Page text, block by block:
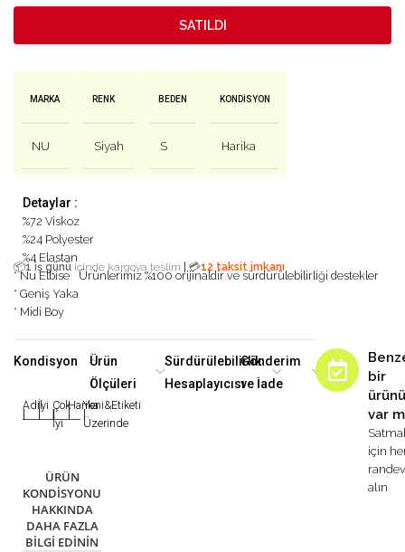
SATILDI
MARKA
NU
RENK
Siyah
BEDEN
S
KONDISYON
Harika
Detaylar :
%72 Viskoz
%24 Polyester
%4 Elastan
📦1 iş günü içinde kargoya teslim 💳12 taksit imkanı
* Nu Elbise
* Geniş Yaka
* Midi Boy
Ürünlerimiz %100 orijinaldir ve sürdürülebilirliği destekler
Kondisyon
Adilİyi
|
Çok
İyi
Harika
|
Yeni&Etiketi
Üzerinde
ÜRÜN
KONDISYONU
HAKKINDA
DAHA FAZLA
BILGI EDININ
Ürün
Ölçüleri
Sürdürülebilirlik
Hesaplayıcısı
Gönderim
ve İade
bir
var
için
alın